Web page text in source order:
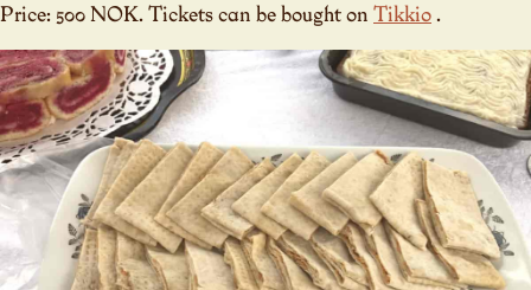
Price: 500 NOK. Tickets can be bought on Tikkio.